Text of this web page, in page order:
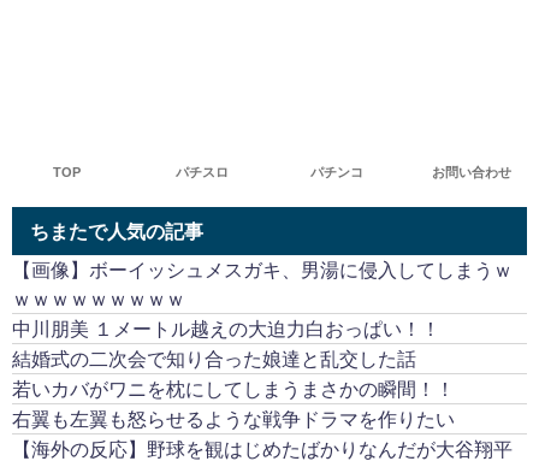
TOP パチスロ パチンコ お問い合わせ
ちまたで人気の記事
【画像】ボーイッシュメスガキ、男湯に侵入してしまうｗ
ｗｗｗｗｗｗｗｗｗ
中川朋美 １メートル越えの大迫力白おっぱい！！
結婚式の二次会で知り合った娘達と乱交した話
若いカバがワニを枕にしてしまうまさかの瞬間！！
右翼も左翼も怒らせるような戦争ドラマを作りたい
【海外の反応】野球を観はじめたばかりなんだが大谷翔平